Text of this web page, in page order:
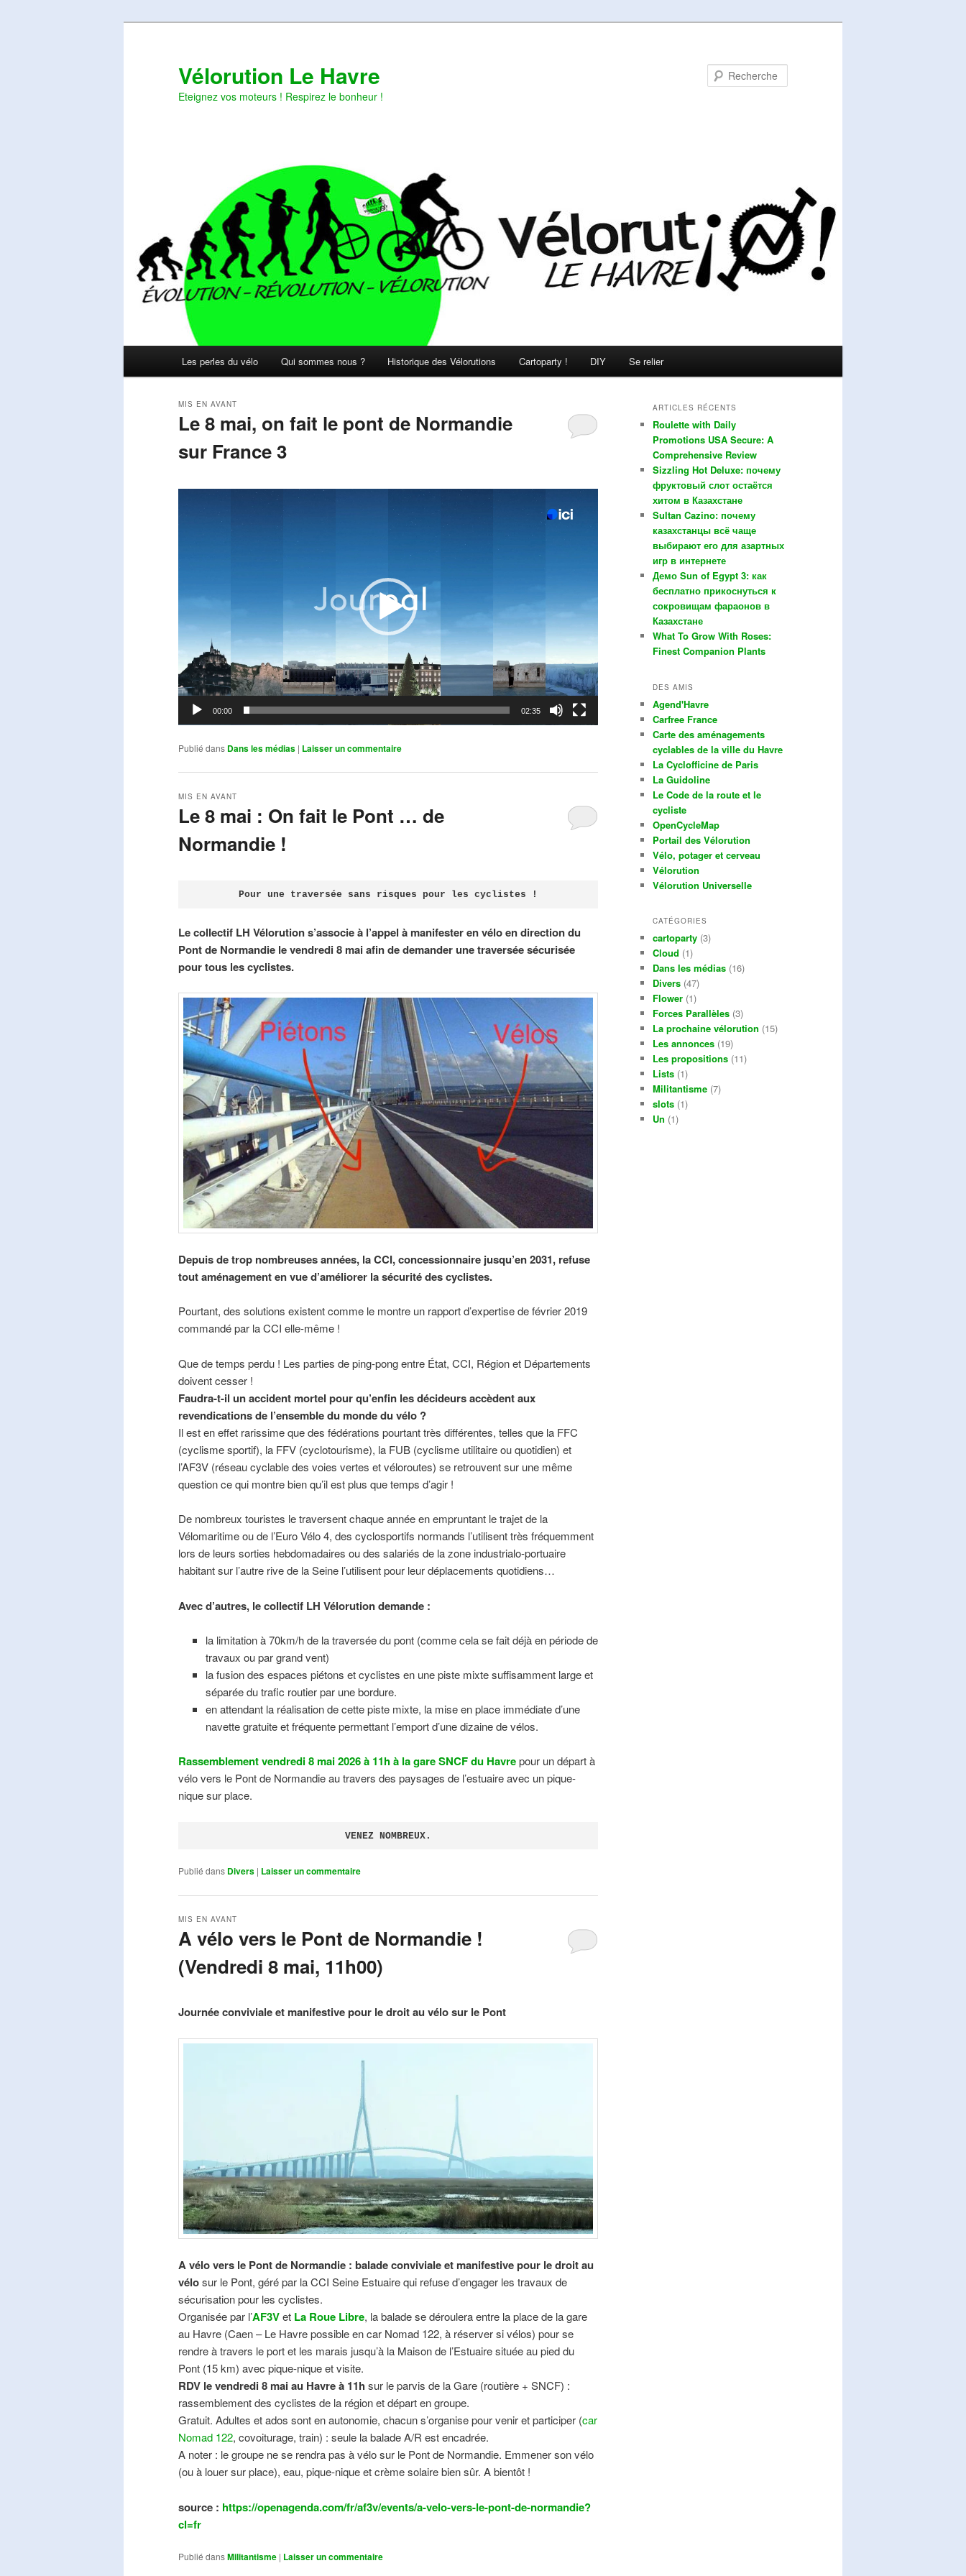
Vélorution Le Havre
Eteignez vos moteurs ! Respirez le bonheur !
Les perles du vélo Qui sommes nous ? Historique des Vélorutions Cartoparty ! DIY Se relier
Le 8 mai, on fait le pont de Normandie
sur France 3
MIS EN AVANT
00:00 02:35
Publié dans Dans les médias | Laisser un commentaire
Le 8 mai : On fait le Pont … de
Normandie !
MIS EN AVANT
Pour une traversée sans risques pour les cyclistes !
Le collectif LH Vélorution s’associe à l’appel à manifester en vélo en direction du
Pont de Normandie le vendredi 8 mai afin de demander une traversée sécurisée
pour tous les cyclistes.
Depuis de trop nombreuses années, la CCI, concessionnaire jusqu’en 2031, refuse
tout aménagement en vue d’améliorer la sécurité des cyclistes.
Pourtant, des solutions existent comme le montre un rapport d’expertise de février 2019
commandé par la CCI elle-même !
Que de temps perdu ! Les parties de ping-pong entre État, CCI, Région et Départements
doivent cesser !
Faudra-t-il un accident mortel pour qu’enfin les décideurs accèdent aux
revendications de l’ensemble du monde du vélo ?
Il est en effet rarissime que des fédérations pourtant très différentes, telles que la FFC
(cyclisme sportif), la FFV (cyclotourisme), la FUB (cyclisme utilitaire ou quotidien) et
l’AF3V (réseau cyclable des voies vertes et véloroutes) se retrouvent sur une même
question ce qui montre bien qu’il est plus que temps d’agir !
De nombreux touristes le traversent chaque année en empruntant le trajet de la
Vélomaritime ou de l’Euro Vélo 4, des cyclosportifs normands l’utilisent très fréquemment
lors de leurs sorties hebdomadaires ou des salariés de la zone industrialo-portuaire
habitant sur l’autre rive de la Seine l’utilisent pour leur déplacements quotidiens…
Avec d’autres, le collectif LH Vélorution demande :
la limitation à 70km/h de la traversée du pont (comme cela se fait déjà en période de
travaux ou par grand vent)
la fusion des espaces piétons et cyclistes en une piste mixte suffisamment large et
séparée du trafic routier par une bordure.
en attendant la réalisation de cette piste mixte, la mise en place immédiate d’une
navette gratuite et fréquente permettant l’emport d’une dizaine de vélos.
Rassemblement vendredi 8 mai 2026 à 11h à la gare SNCF du Havrepour un départ à
vélo vers le Pont de Normandie au travers des paysages de l’estuaire avec un pique-
nique sur place.
VENEZ NOMBREUX.
Publié dans Divers | Laisser un commentaire
A vélo vers le Pont de Normandie !
(Vendredi 8 mai, 11h00)
MIS EN AVANT
Journée conviviale et manifestive pour le droit au vélo sur le Pont
A vélo vers le Pont de Normandie : balade conviviale et manifestivepour le droit au
vélosur le Pont, géré par la CCI Seine Estuaire qui refuse d’engager les travaux de
sécurisation pour les cyclistes.
Organisée par l’AF3Vet La Roue Libre, la balade se déroulera entre la place de la gare
au Havre (Caen – Le Havre possible en car Nomad 122, à réserver si vélos) pour se
rendre à travers le port et les marais jusqu’à la Maison de l’Estuaire située au pied du
Pont (15 km) avec pique-nique et visite.
RDV le vendredi 8 mai au Havre à 11h sur le parvis de la Gare (routière + SNCF) :
rassemblement des cyclistes de la région et départ en groupe.
Gratuit. Adultes et ados sont en autonomie, chacun s’organise pour venir et participer (car
Nomad 122, covoiturage, train) : seule la balade A/R est encadrée.
A noter : le groupe ne se rendra pas à vélo sur le Pont de Normandie. Emmener son vélo
(ou à louer sur place), eau, pique-nique et crème solaire bien sûr. A bientôt !
source : https://openagenda.com/fr/af3v/events/a-velo-vers-le-pont-de-normandie?
cl=fr
Publié dansMilitantisme | Laisser un commentaire
ARTICLES RÉCENTS
Roulette with Daily
Promotions USA Secure: A
Comprehensive Review
Sizzling Hot Deluxe: почему
фруктовый слот остаётся
хитом в Казахстане
Sultan Cazino: почему
казахстанцы всё чаще
выбирают его для азартных
игр в интернете
Демо Sun of Egypt 3: как
бесплатно прикоснуться к
сокровищам фараонов в
Казахстане
What To Grow With Roses:
Finest Companion Plants
DES AMIS
Agend'Havre
Carfree France
Carte des aménagements
cyclables de la ville du Havre
La Cyclofficine de Paris
La Guidoline
Le Code de la route et le
cycliste
OpenCycleMap
Portail des Vélorution
Vélo, potager et cerveau
Vélorution
Vélorution Universelle
CATÉGORIES
cartoparty (3)
Cloud (1)
Dans les médias (16)
Divers (47)
Flower (1)
Forces Parallèles (3)
La prochaine vélorution (15)
Les annonces (19)
Les propositions (11)
Lists (1)
Militantisme (7)
slots (1)
Un (1)